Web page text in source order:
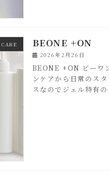
BEONE +ON
2026年2月26日
BEONE +ON ビー
ンケアから日常のス
スなのでジェル特有